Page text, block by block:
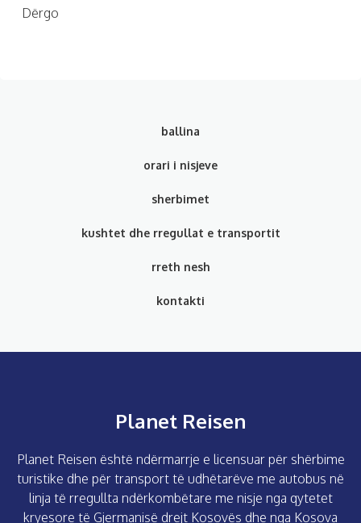
Dërgo
ballina
orari i nisjeve
sherbimet
kushtet dhe rregullat e transportit
rreth nesh
kontakti
Planet Reisen
Planet Reisen është ndërmarrje e licensuar për shërbime
turistike dhe për transport të udhëtarëve me autobus në
linja të rregullta ndërkombëtare me nisje nga qytetet
kryesore të Gjermanisë drejt Kosovës dhe nga Kosova